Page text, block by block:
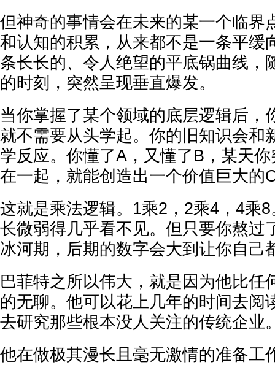
但神奇的事情会在未来的某一个临界
和认知的积累，从来都不是一条平缓
条长长的、令人绝望的平底锅曲线，
的时刻，突然呈现垂直爆发。
当你掌握了某个领域的底层逻辑后，
就不需要从头学起。你的旧知识会和
学反应。你懂了A，又懂了B，某天
在一起，就能创造出一个价值巨大的
这就是乘法逻辑。1乘2，2乘4，4乘
长微弱得几乎看不见。但只要你熬过
冰河期，后期的数字会大到让你自己
巴菲特之所以伟大，就是因为他比任
的无聊。他可以花上几年的时间去阅
去研究那些根本没人关注的传统企业
他在做极其漫长且毫无激情的准备工